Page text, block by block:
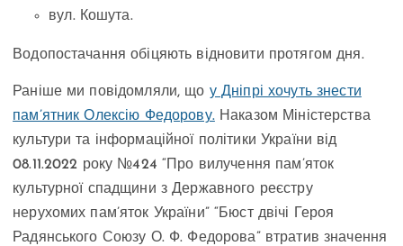
вул. Кошута.
Водопостачання обіцяють відновити протягом дня.
Раніше ми повідомляли, що у Дніпрі хочуть знести
пам’ятник Олексію Федорову.Наказом Міністерства
культури та інформаційної політики України від
08.11.2022 року №424 “Про вилучення пам’яток
культурної спадщини з Державного реєстру
нерухомих пам’яток України” “Бюст двічі Героя
Радянського Союзу О. Ф. Федорова” втратив значення